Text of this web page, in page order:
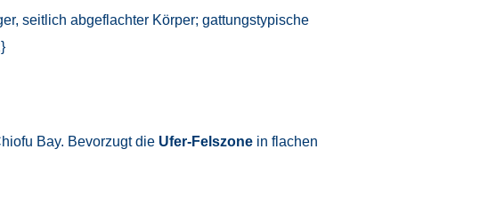
seitlich abgeflachter Körper; gattungstypische
Bay. Bevorzugt die Ufer-Felszonein flachen